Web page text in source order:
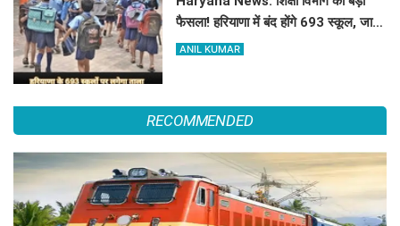
फैसला! हरियाणा में बंद होंगे 693 स्कूल, जाने
क्या है कारण
ANIL KUMAR
RECOMMENDED